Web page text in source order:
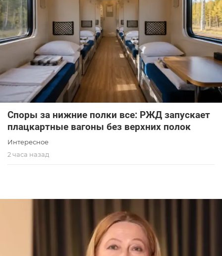
Споры за нижние полки все: РЖД запускает
плацкартные вагоны без верхних полок
Интересное
2 часа назад